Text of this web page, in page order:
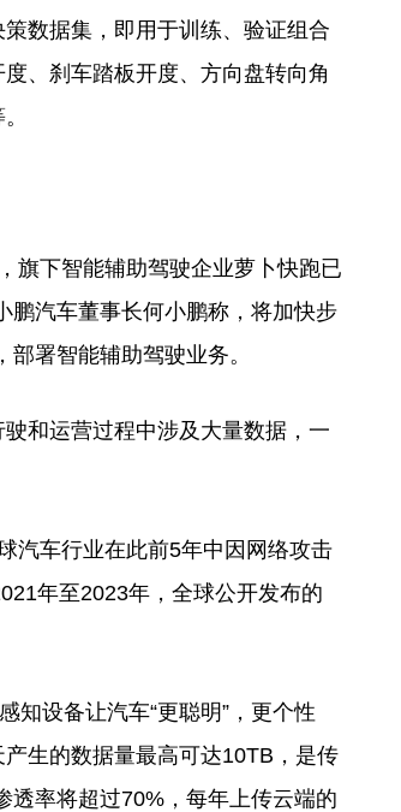
数据集，即用于训练、验证组合
、刹车踏板开度、方向盘转向角
下智能辅助驾驶企业萝卜快跑已
鹏汽车董事长何小鹏称，将加快步
署智能辅助驾驶业务。
和运营过程中涉及大量数据，一
车行业在此前5年中因网络攻击
年至2023年，全球公开发布的
设备让汽车“更聪明”，更个性
生的数据量最高可达10TB，是传
透率将超过70%，每年上传云端的